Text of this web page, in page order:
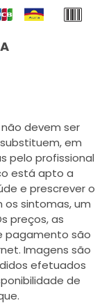
devem ser
em
pelo profissional
está apto a
e prescrever o
sintomas, um
preços, as
pagamento são
Imagens são
efetuados
de